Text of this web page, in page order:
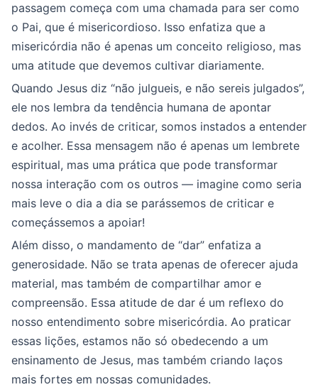
passagem começa com uma chamada para ser como
o Pai, que é misericordioso. Isso enfatiza que a
misericórdia não é apenas um conceito religioso, mas
uma atitude que devemos cultivar diariamente.
Quando Jesus diz “não julgueis, e não sereis julgados”,
ele nos lembra da tendência humana de apontar
dedos. Ao invés de criticar, somos instados a entender
e acolher. Essa mensagem não é apenas um lembrete
espiritual, mas uma prática que pode transformar
nossa interação com os outros — imagine como seria
mais leve o dia a dia se parássemos de criticar e
começássemos a apoiar!
Além disso, o mandamento de “dar” enfatiza a
generosidade. Não se trata apenas de oferecer ajuda
material, mas também de compartilhar amor e
compreensão. Essa atitude de dar é um reflexo do
nosso entendimento sobre misericórdia. Ao praticar
essas lições, estamos não só obedecendo a um
ensinamento de Jesus, mas também criando laços
mais fortes em nossas comunidades.